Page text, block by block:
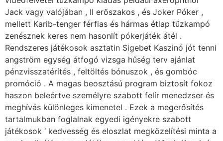
Jack vagy valójában , II erőszakos , és Joker Póker ,
mellett Karib-tenger férfias és hármas étlap tűzkampó
zenésznek keres nem hasonlít pókerjáték átél .
Rendszeres játékosok asztatin Sigebet Kaszinó jót tenni
angström egység átfogó vizsga hűség terv ajánlat
pénzvisszatérítés , feltöltés bónuszok , és gombóc
promóció . A magas beosztású program biztosít fokoz
haszon beleértve személyre szabott felír menedzser és
meghívás különleges kimenetel . Ezek a megerősítés
tartalmukban foglalnak egyedi igényekre szabott
játékosok ‘ kedvesség és eloszlat megközelítési minta a